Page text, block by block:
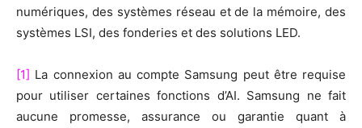
numériques, des systèmes réseau et de la mémoire, des
systèmes LSI, des fonderies et des solutions LED.
[1] La connexion au compte Samsung peut être requise
pour utiliser certaines fonctions d’AI. Samsung ne fait
aucune promesse, assurance ou garantie quant à